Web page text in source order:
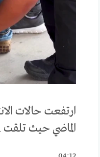
الماضي حيث تلقت NBC News 911 مكالمة